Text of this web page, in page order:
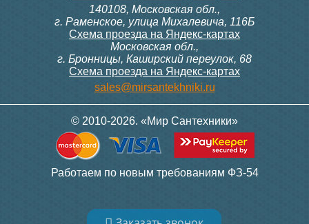
140108, Московская обл.,
г. Раменское, улица Михалевича, 116Б
Схема проезда на Яндекс-картах
Московская обл.,
г. Бронницы, Каширский переулок, 68
Схема проезда на Яндекс-картах
sales@mirsantekhniki.ru
© 2010-2026. «Мир Сантехники»
Работаем по новым требованиям ФЗ-54